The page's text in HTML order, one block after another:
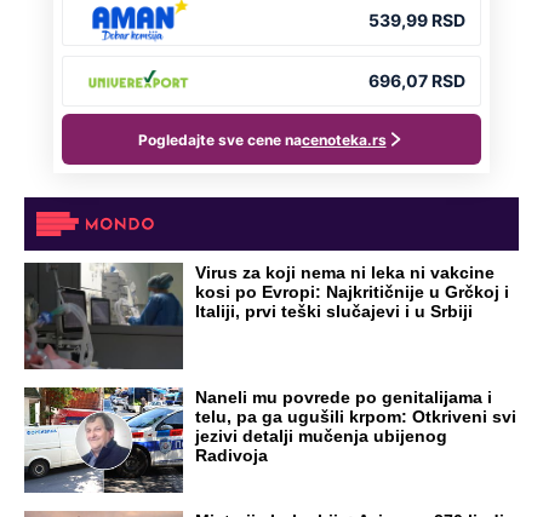
Preporučeno
NA VREME SVE
Ovo su neradni dani početkom 2026.
godine: Organizujte sebi mini odmor od
čak četiri slobodna dana